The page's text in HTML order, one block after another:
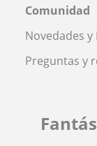
Comunidad
Novedades y
Preguntas y